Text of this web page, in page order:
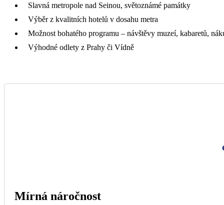
Slavná metropole nad Seinou, světoznámé památky
Výběr z kvalitních hotelů v dosahu metra
Možnost bohatého programu – návštěvy muzeí, kabaretů,
Výhodné odlety z Prahy či Vídně
Mírná náročnost